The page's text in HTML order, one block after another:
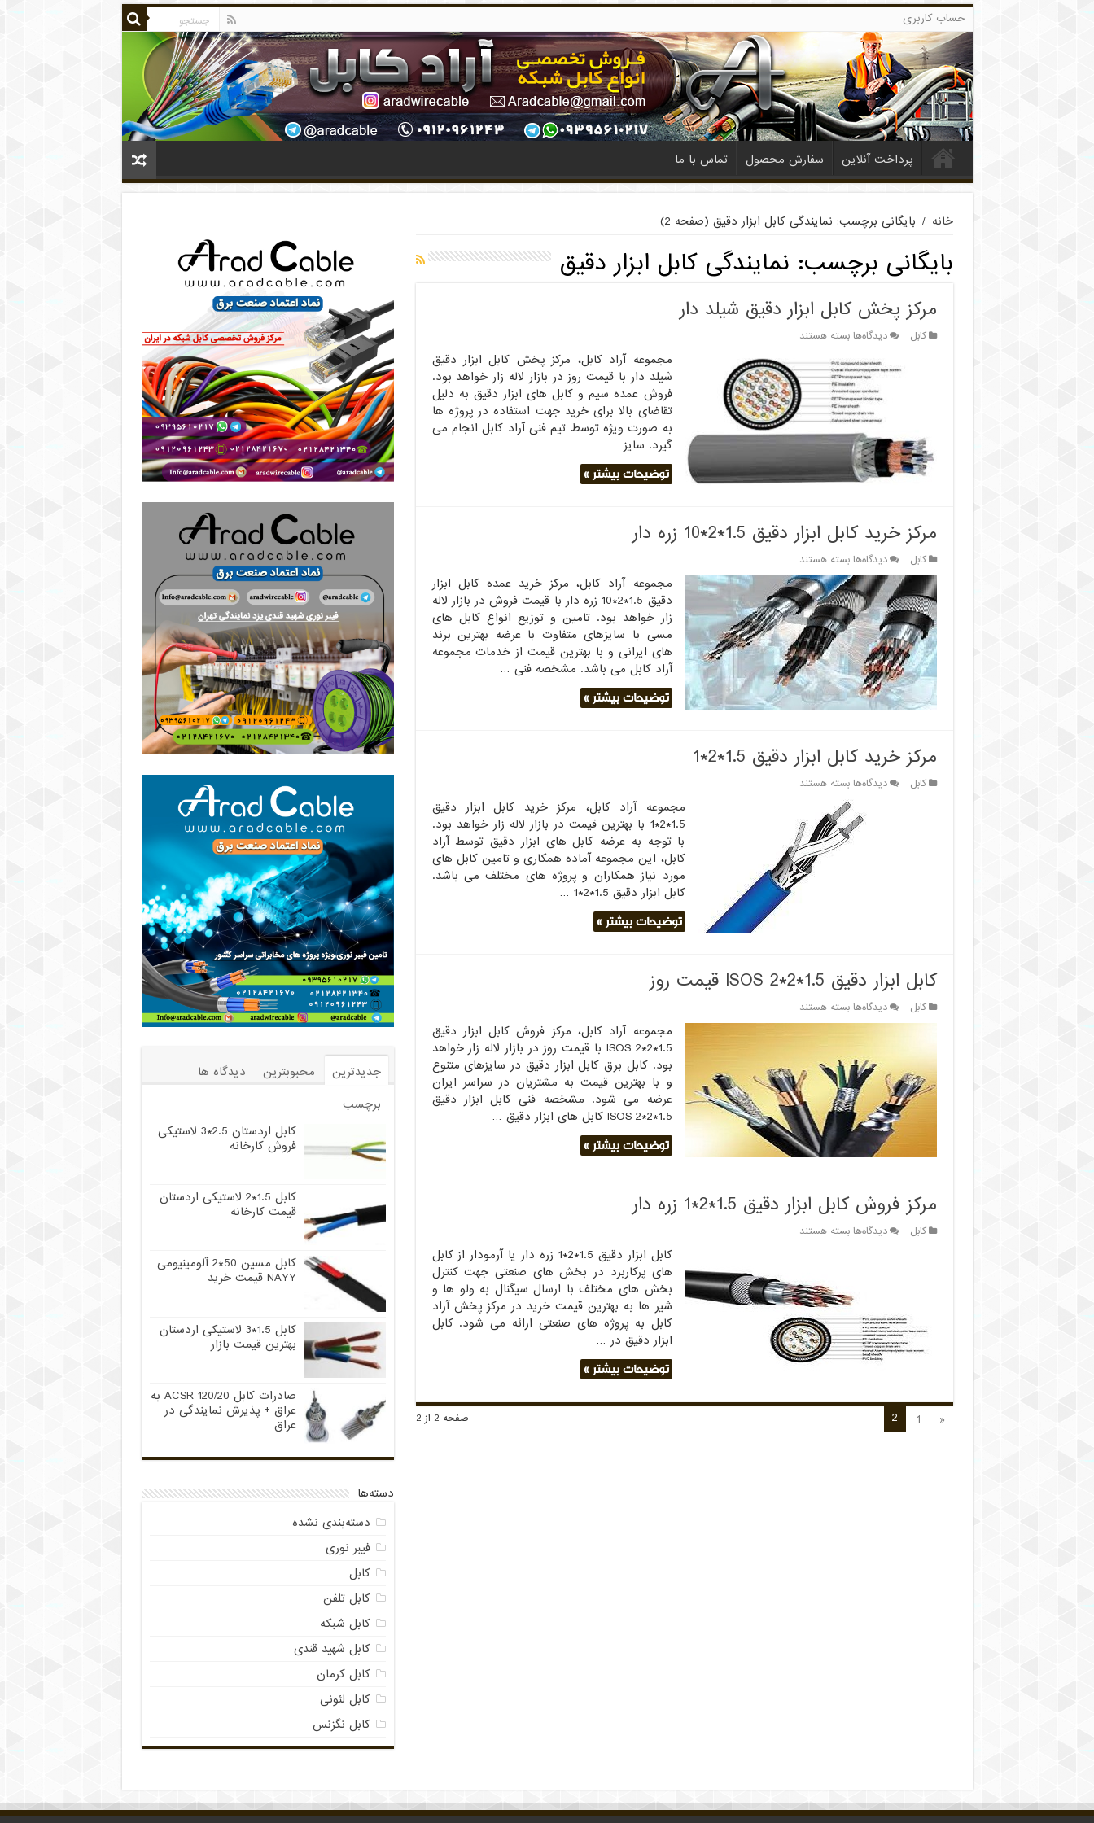
حساب کاربری
پرداخت آنلاین سفارش محصول تماس با ما
خانه / بایگانی برچسب: نمایندگی کابل ابزار دقیق (صفحه 2)
بایگانی برچسب: نمایندگی کابل ابزار دقیق
مرکز پخش کابل ابزار دقیق شیلد دار
کابل دیدگاه‌هابرای
پخش
کابل
ابزار
دقیق
شیلد
دار
بسته هستند
مجموعه آراد کابل، مرکز پخش کابل ابزار دقیق
شیلد دار با قیمت روز در بازار لاله زار خواهد بود.
فروش عمده سیم و کابل های ابزار دقیق به دلیل
تقاضای بالا برای خرید جهت استفاده در پروژه ها
به صورت ویژه توسط تیم فنی آراد کابل انجام می
گیرد. سایز …
توضیحات بیشتر »
مرکز خرید کابل ابزار دقیق 1.5*2*10 زره دار
کابل دیدگاه‌هابرای
مرکز
خرید
کابل
ابزار
دقیق
1.5*2*10
زره
دار
بسته هستند
مجموعه آراد کابل، مرکز خرید عمده کابل ابزار
دقیق 1.5*2*10 زره دار با قیمت فروش در بازار لاله
زار خواهد بود. تامین و توزیع انواع کابل های
مسی با سایزهای متفاوت با عرضه بهترین برند
های ایرانی و با بهترین قیمت از خدمات مجموعه
آراد کابل می باشد. مشخصه فنی …
توضیحات بیشتر »
مرکز خرید کابل ابزار دقیق 1.5*2*1
کابل دیدگاه‌هابرای
مرکز
خرید
کابل
ابزار
دقیق
بسته هستند
مجموعه آراد کابل، مرکز خرید کابل ابزار دقیق
1.5*2*1 با بهترین قیمت در بازار لاله زار خواهد بود.
با توجه به عرضه کابل های ابزار دقیق توسط آراد
کابل، این مجموعه آماده همکاری و تامین کابل های
مورد نیاز همکاران و پروژه های مختلف می باشد.
کابل ابزار دقیق 1.5*2*1 …
توضیحات بیشتر »
کابل ابزار دقیق 1.5*2*2 ISOS قیمت روز
کابل دیدگاه‌هابرای
کابل
1.5*2*2
ISOS
قیمت
روز
بسته هستند
مجموعه آراد کابل، مرکز فروش کابل ابزار دقیق
1.5*2*2 ISOS با قیمت روز در بازار لاله زار خواهد
بود. کابل برق کابل ابزار دقیق در سایزهای متنوع
و با بهترین قیمت به مشتریان در سراسر ایران
عرضه می شود. مشخصه فنی کابل ابزار دقیق
1.5*2*2 ISOS کابل های ابزار دقیق …
توضیحات بیشتر »
مرکز فروش کابل ابزار دقیق 1.5*2*1 زره دار
کابل دیدگاه‌هابرای
دقیق
1.5*2*1
زره
دار
بسته هستند
کابل ابزار دقیق 1.5*2*1 زره دار یا آرمودار از کابل
های پرکاربرد در بخش های صنعتی جهت کنترل
بخش های مختلف با ارسال سیگنال به ولو ها و
شیر ها به بهترین قیمت خرید در مرکز پخش آراد
کابل به پروژه های صنعتی ارائه می شود. کابل
ابزار دقیق در …
توضیحات بیشتر »
صفحه 2 از 2 «
1
2
جدیدترین محبوبترین
دیدگاه ها
برچسب
کابل اردستان 2.5*3 لاستیکی
فروش کارخانه
کابل 1.5*2 لاستیکی اردستان
قیمت کارخانه
کابل مسین 50*2 آلومینیومی
NAYY قیمت خرید
کابل 1.5*3 لاستیکی اردستان
بهترین قیمت بازار
صادرات کابل 120/20 ACSR به
عراق + پذیرش نمایندگی در
عراق
دسته‌ها
دسته‌بندی نشده
فیبر نوری
کابل
کابل تلفن
کابل شبکه
کابل شهید قندی
کابل کرمان
کابل لئونی
کابل نگزنس